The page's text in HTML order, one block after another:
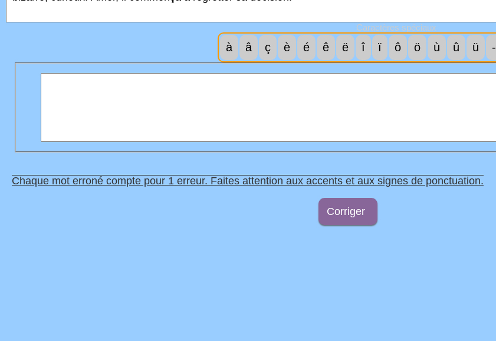
Caractères spéciaux
à â ç è é ê ë î ï ô ö ù û ü -
Chaque mot erroné compte pour 1 erreur. Faites attention aux accents et aux signes de ponctuation.